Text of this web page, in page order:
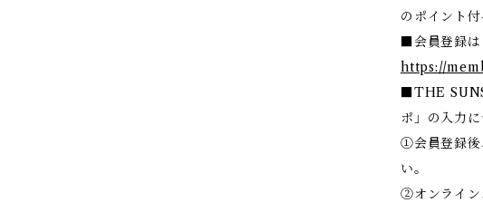
のポイント付
■会員登録は
https://
■THE
ポ」の入力
①会員登録後
い。
②オンライン